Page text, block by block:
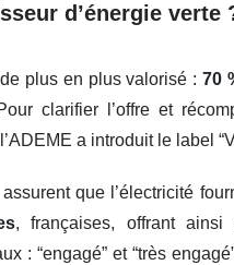
d’énergie verte
de plus en plus valorisé : 70
clarifier l’offre et
a introduit le label
que l’électricité
, françaises, offrant
: “engagé” et “très